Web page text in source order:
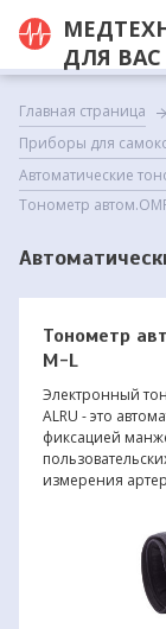
ДЛЯ ВАС
Главная страница
Приборы для
Автоматические
Тонометр
Тонометр
M-L
Электронный
ALRU - это
фиксацией
измерения